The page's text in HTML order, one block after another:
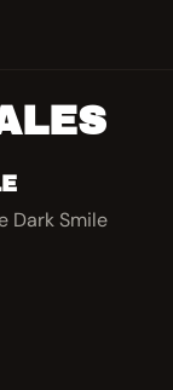
Dark Smile